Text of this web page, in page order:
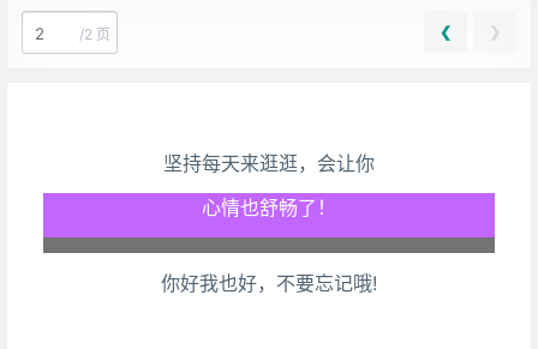
/2 页 ❮ ❯
坚持每天来逛逛，会让你
生活也美好了！
心情也舒畅了！
走路也有劲了！
你好我也好，不要忘记哦!